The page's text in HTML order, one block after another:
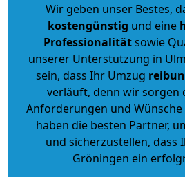
Wir geben unser Bestes,
kostengünstig und eine
Professionalitätsowie
unserer Unterstützung in
sein, dass Ihr Umzug
verläuft, denn wir sorgen
Anforderungen und
haben die besten Partner,
und sicherzustellen, dass
Gröningen ein